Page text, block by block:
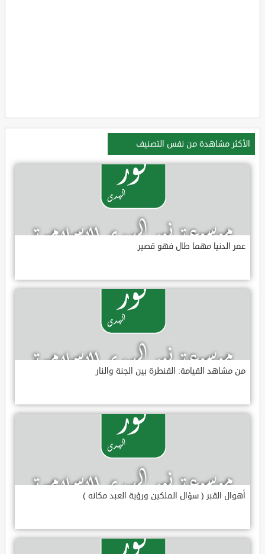
الأكثر مشاهدة من نفس التصنيف
عمر الدنيا مهما طال فهو قصير
من مشاهد القيامة: القنطرة بين الجنة والنار
أهوال القبر ( سؤال الملكين ورؤية العبد مكانه )